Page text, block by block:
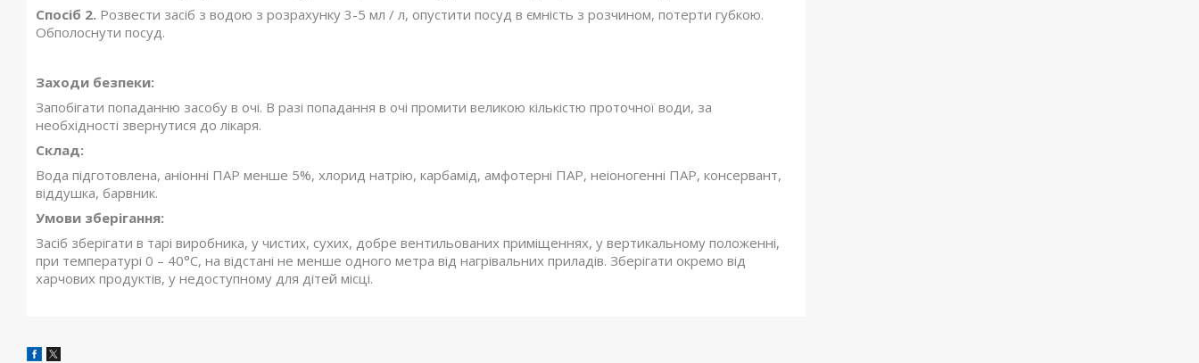
Спосіб 2. Розвести засіб з водою з розрахунку 3-5 мл / л, опустити посуд в ємність з розчином, потерти губкою.
Обполоснути посуд.
Заходи безпеки:
Запобігати попаданню засобу в очі. В разі попадання в очі промити великою кількістю проточної води, за
необхідності звернутися до лікаря.
Склад:
Вода підготовлена, аніонні ПАР менше 5%, хлорид натрію, карбамід, амфотерні ПАР, неіоногенні ПАР, консервант,
віддушка, барвник.
Умови зберігання:
Засіб зберігати в тарі виробника, у чистих, сухих, добре венти­льованих приміщеннях, у вертикальному положенні,
при температурі 0 – 40°C, на відстані не менше одного метра від нагрівальних приладів. Зберігати окремо від
харчових продуктів, у недоступному для дітей місці.